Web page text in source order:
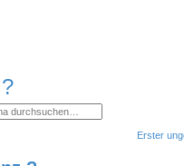
Suche
Erster